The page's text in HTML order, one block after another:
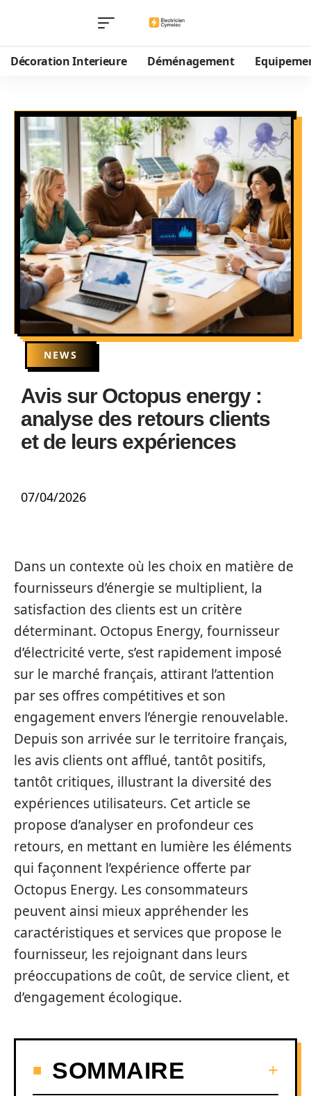
Décoration Interieure Déménagement
NEWS
Avis sur Octopus energy :
analyse des retours clients
et de leurs expériences
07/04/2026
Dans un contexte où les choix en matière de
fournisseurs d’énergie se multiplient, la
satisfaction des clients est un critère
déterminant. Octopus Energy, fournisseur
d’électricité verte, s’est rapidement imposé
sur le marché français, attirant l’attention
par ses offres compétitives et son
engagement envers l’énergie renouvelable.
Depuis son arrivée sur le territoire français,
les avis clients ont afflué, tantôt positifs,
tantôt critiques, illustrant la diversité des
expériences utilisateurs. Cet article se
propose d’analyser en profondeur ces
retours, en mettant en lumière les éléments
qui façonnent l’expérience offerte par
Octopus Energy. Les consommateurs
peuvent ainsi mieux appréhender les
caractéristiques et services que propose le
fournisseur, les rejoignant dans leurs
préoccupations de coût, de service client, et
d’engagement écologique.
SOMMAIRE